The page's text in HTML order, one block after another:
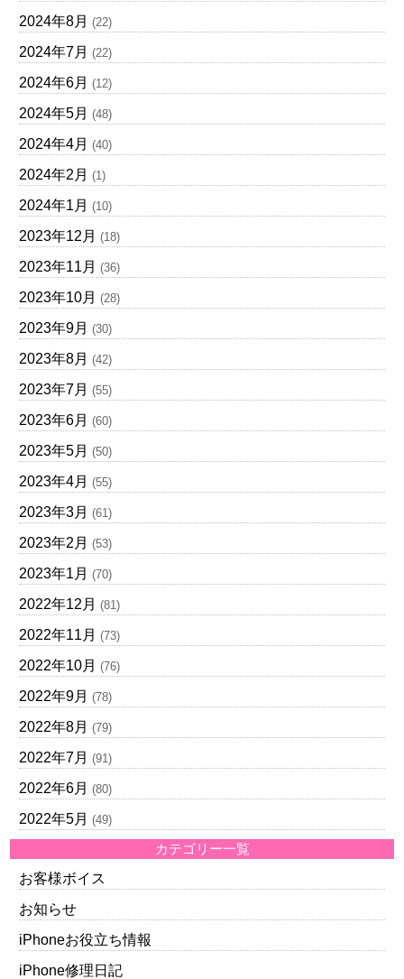
2024年8月 (22)
2024年7月 (22)
2024年6月 (12)
2024年5月 (48)
2024年4月 (40)
2024年2月 (1)
2024年1月 (10)
2023年12月 (18)
2023年11月 (36)
2023年10月 (28)
2023年9月 (30)
2023年8月 (42)
2023年7月 (55)
2023年6月 (60)
2023年5月 (50)
2023年4月 (55)
2023年3月 (61)
2023年2月 (53)
2023年1月 (70)
2022年12月 (81)
2022年11月 (73)
2022年10月 (76)
2022年9月 (78)
2022年8月 (79)
2022年7月 (91)
2022年6月 (80)
2022年5月 (49)
カテゴリー一覧
お客様ボイス
お知らせ
iPhoneお役立ち情報
iPhone修理日記